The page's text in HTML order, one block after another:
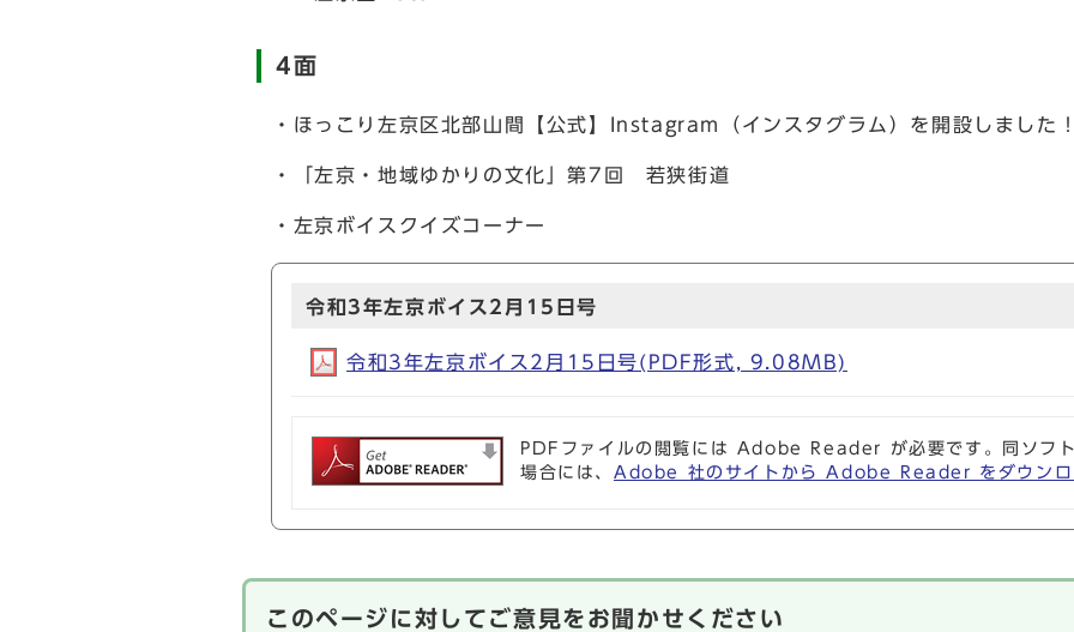
4面
・ほっこり左京区北部山間【公式】Instagram（インスタグラム）を開設しました
・「左京・地域ゆかりの文化」第7回 若狭街道
・左京ボイスクイズコーナー
令和3年左京ボイス2月15日号
令和3年左京ボイス2月15日号(PDF形式, 9.08MB)
PDFファイルの閲覧には Adobe Reader が必要です。同ソフ
場合には、 Adobe 社のサイトから Adobe Reader をダウンロ
このページに対してご意見をお聞かせください